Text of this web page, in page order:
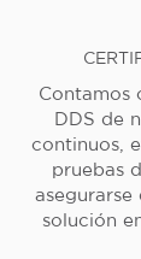
Contamos
DDS de
continuos,
pruebas
asegurarse
solución